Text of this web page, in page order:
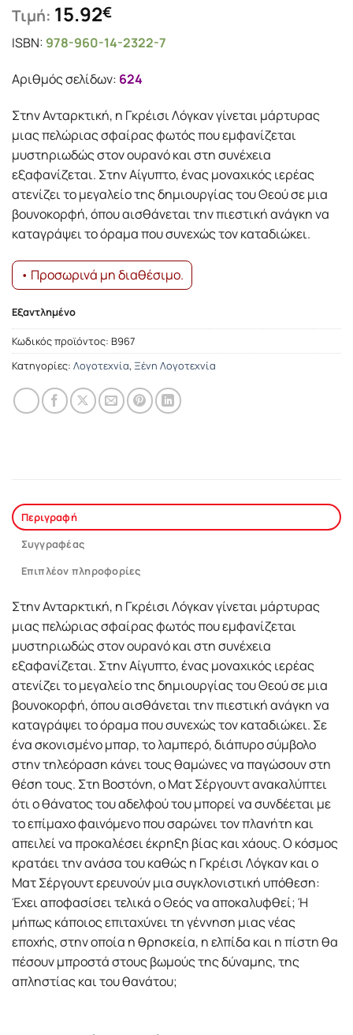
Τιμή: 15.92€
ISBN: 978-960-14-2322-7
Αριθμός σελίδων: 624
Στην Ανταρκτική, η Γκρέισι Λόγκαν γίνεται μάρτυρας
μιας πελώριας σφαίρας φωτός που εμφανίζεται
μυστηριωδώς στον ουρανό και στη συνέχεια
εξαφανίζεται. Στην Αίγυπτο, ένας μοναχικός ιερέας
ατενίζει το μεγαλείο της δημιουργίας του Θεού σε μια
βουνοκορφή, όπου αισθάνεται την πιεστική ανάγκη να
καταγράψει το όραμα που συνεχώς τον καταδιώκει.
• Προσωρινά μη διαθέσιμο.
Εξαντλημένο
Κωδικός προϊόντος: Β967
Κατηγορίες: Λογοτεχνία, Ξένη Λογοτεχνία
Περιγραφή
Συγγραφέας
Επιπλέον πληροφορίες
Στην Ανταρκτική, η Γκρέισι Λόγκαν γίνεται μάρτυρας
μιας πελώριας σφαίρας φωτός που εμφανίζεται
μυστηριωδώς στον ουρανό και στη συνέχεια
εξαφανίζεται. Στην Αίγυπτο, ένας μοναχικός ιερέας
ατενίζει το μεγαλείο της δημιουργίας του Θεού σε μια
βουνοκορφή, όπου αισθάνεται την πιεστική ανάγκη να
καταγράψει το όραμα που συνεχώς τον καταδιώκει. Σε
ένα σκονισμένο μπαρ, το λαμπερό, διάπυρο σύμβολο
στην τηλεόραση κάνει τους θαμώνες να παγώσουν στη
θέση τους. Στη Βοστόνη, ο Ματ Σέργουντ ανακαλύπτει
ότι ο θάνατος του αδελφού του μπορεί να συνδέεται με
το επίμαχο φαινόμενο που σαρώνει τον πλανήτη και
απειλεί να προκαλέσει έκρηξη βίας και χάους. Ο κόσμος
κρατάει την ανάσα του καθώς η Γκρέισι Λόγκαν και ο
Ματ Σέργουντ ερευνούν μια συγκλονιστική υπόθεση:
Έχει αποφασίσει τελικά ο Θεός να αποκαλυφθεί; Ή
μήπως κάποιος επιταχύνει τη γέννηση μιας νέας
εποχής, στην οποία η θρησκεία, η ελπίδα και η πίστη θα
πέσουν μπροστά στους βωμούς της δύναμης, της
απληστίας και του θανάτου;